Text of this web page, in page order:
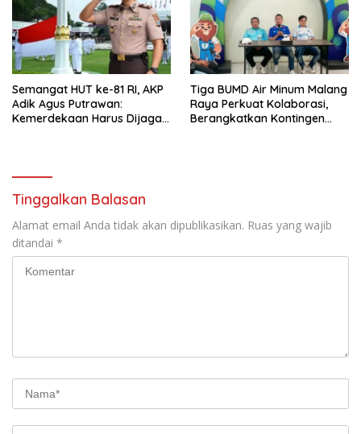
Semangat HUT ke-81 RI, AKP
Adik Agus Putrawan:
Kemerdekaan Harus Dijaga
Tiga BUMD Air Minum Malang
Raya Perkuat Kolaborasi,
Berangkatkan Kontingen
Tinggalkan Balasan
Alamat email Anda tidak akan dipublikasikan. Ruas yang wajib
ditandai *